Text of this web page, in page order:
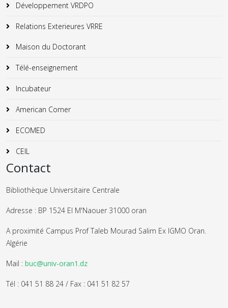
Développement VRDPO
Relations Exterieures VRRE
Maison du Doctorant
Télé-enseignement
Incubateur
American Corner
ECOMED
CEIL
Contact
Bibliothèque Universitaire Centrale
Adresse : BP 1524 El M'Naouer 31000 oran
A proximité Campus Prof Taleb Mourad Salim Ex IGMO Oran.
Algérie
Mail : buc@univ-oran1.dz
Tél : 041 51 88 24 / Fax : 041 51 82 57